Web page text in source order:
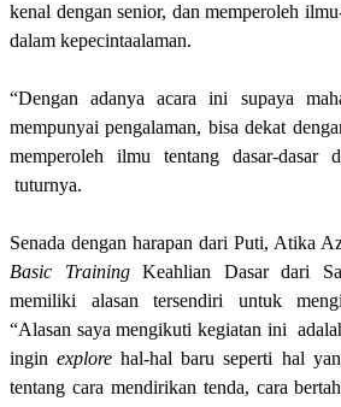
kenal dengan senior, dan memperoleh
dalam kepecintaalaman.
“Dengan adanya acara ini supaya
mempunyai pengalaman, bisa dekat
memperoleh ilmu tentang dasar-dasar
tuturnya.
Senada dengan harapan dari Puti, Atika
Basic
TrainingKeahlian Dasar dari
memiliki alasan tersendiri untuk
“Alasan saya mengikuti kegiatan ini
inginexplorehal-hal baru seperti hal
tentang cara mendirikan tenda, cara